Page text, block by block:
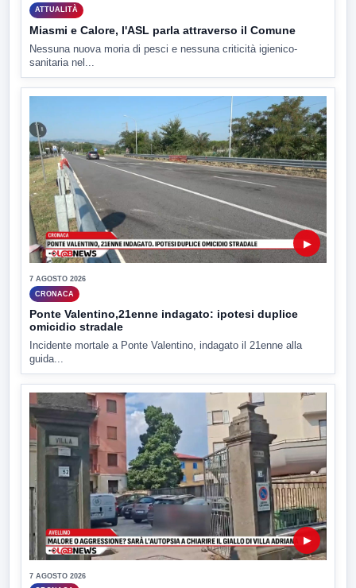
ATTUALITÀ
Miasmi e Calore, l'ASL parla attraverso il Comune
Nessuna nuova moria di pesci e nessuna criticità igienico-
sanitaria nel...
▶
7 AGOSTO 2026
CRONACA
Ponte Valentino,21enne indagato: ipotesi duplice
omicidio stradale
Incidente mortale a Ponte Valentino, indagato il 21enne alla
guida...
▶
7 AGOSTO 2026